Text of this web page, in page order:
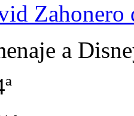
Zahonero
a